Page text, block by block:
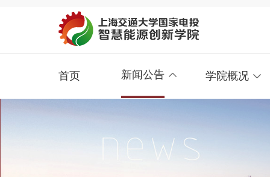
首页 新闻公告 学院概况